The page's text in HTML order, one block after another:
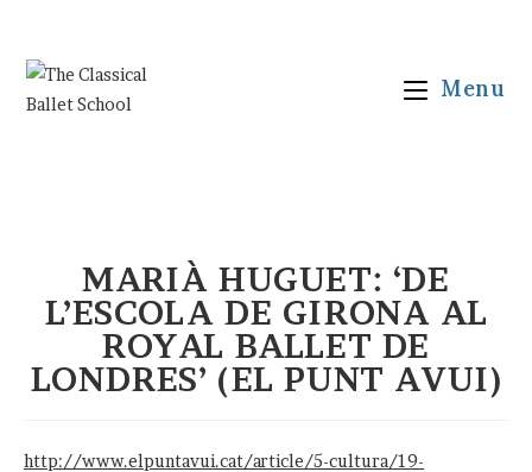
contingut
Menu
MARIÀ HUGUET: ‘DE
L’ESCOLA DE GIRONA AL
ROYAL BALLET DE
LONDRES’ (EL PUNT AVUI)
http://www.elpuntavui.cat/article/5-cultura/19-